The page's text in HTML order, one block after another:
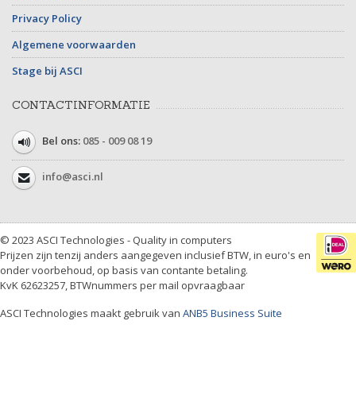
Privacy Policy
Algemene voorwaarden
Stage bij ASCI
CONTACTINFORMATIE
Bel ons: 085 - 009 08 19
info@asci.nl
© 2023 ASCI Technologies - Quality in computers
Prijzen zijn tenzij anders aangegeven inclusief BTW, in euro's en
onder voorbehoud, op basis van contante betaling.
KvK 62623257, BTWnummers per mail opvraagbaar
ASCI Technologies maakt gebruik van ANB5 Business Suite